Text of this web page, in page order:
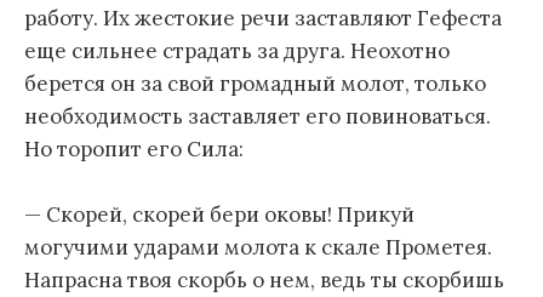
работу. Их жестокие речи заставляют Гефеста
еще сильнее страдать за друга. Неохотно
берется он за свой громадный молот, только
необходимость заставляет его повиноваться.
Но торопит его Сила:
— Скорей, скорей бери оковы! Прикуй
могучими ударами молота к скале Прометея.
Напрасна твоя скорбь о нем, ведь ты скорбишь